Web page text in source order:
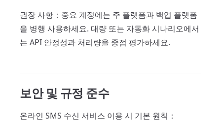
권장 사항：중요 계정에는 주 플랫폼과 백업 플랫폼
을 병행 사용하세요. 대량 또는 자동화 시나리오에서
는 API 안정성과 처리량을 중점 평가하세요.
보안 및 규정 준수
온라인 SMS 수신 서비스 이용 시 기본 원칙：